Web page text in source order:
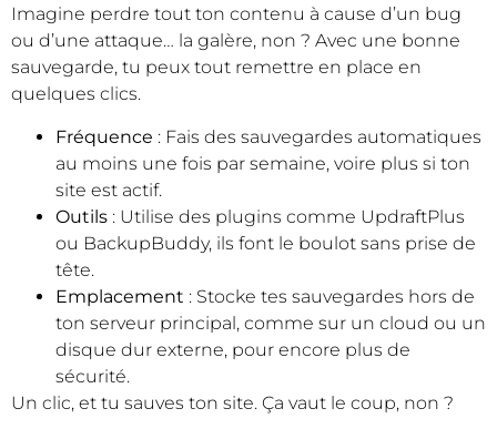
Imagine perdre tout ton contenu à cause d’un bug
ou d’une attaque… la galère, non ? Avec une bonne
sauvegarde, tu peux tout remettre en place en
quelques clics.
Fréquence : Fais des sauvegardes automatiques
au moins une fois par semaine, voire plus si ton
site est actif.
Outils : Utilise des plugins comme UpdraftPlus
ou BackupBuddy, ils font le boulot sans prise de
tête.
Emplacement : Stocke tes sauvegardes hors de
ton serveur principal, comme sur un cloud ou un
disque dur externe, pour encore plus de
sécurité.
Un clic, et tu sauves ton site. Ça vaut le coup, non ?